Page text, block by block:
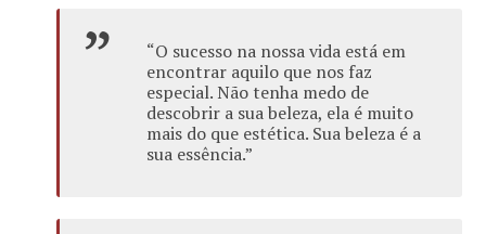
“O sucesso na nossa vida está em
encontrar aquilo que nos faz
especial. Não tenha medo de
descobrir a sua beleza, ela é muito
mais do que estética. Sua beleza é a
sua essência.”